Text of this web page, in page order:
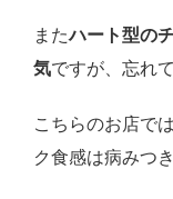
またハート型の
気ですが、忘れ
こちらのお店で
ク食感は病みつ